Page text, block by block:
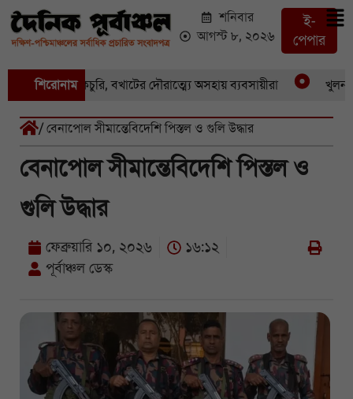
শনিবার
আগস্ট ৮, ২০২৬
ই-
পেপার
শিরোনাম
পর একচুরি, বখাটের দৌরাত্ম্যে অসহায় ব্যবসায়ীরা খুলনার
/ বেনাপোল সীমান্তেবিদেশি পিস্তল ও গুলি উদ্ধার
বেনাপোল সীমান্তেবিদেশি পিস্তল ও
গুলি উদ্ধার
ফেব্রুয়ারি ১০, ২০২৬
১৬:১২
পূর্বাঞ্চল ডেস্ক